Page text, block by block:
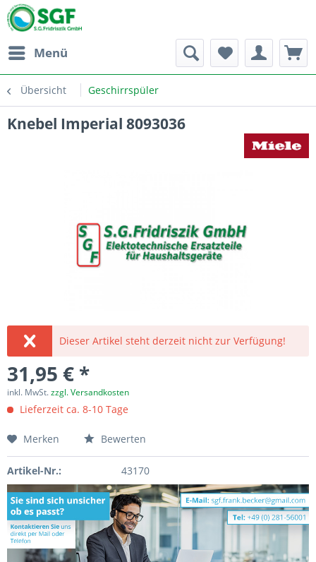
Menü
Übersicht Geschirrspüler
Knebel Imperial 8093036
Dieser Artikel steht derzeit nicht zur Verfügung!
31,95 € *
inkl. MwSt.zzgl. Versandkosten
Lieferzeit ca. 8-10 Tage
Merken Bewerten
Artikel-Nr.: 43170